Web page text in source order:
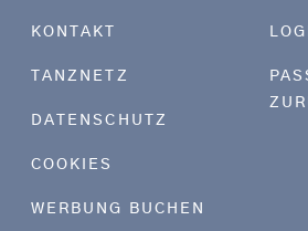
KONTAKT
TANZNETZ
DATENSCHUTZ
COOKIES
WERBUNG BUCHEN